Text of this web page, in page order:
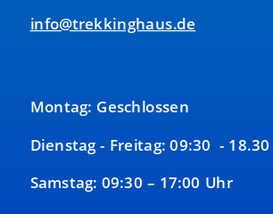
info@trekkinghaus.de
Montag: Geschlossen
Dienstag - Freitag: 09:30 -
Samstag: 09:30 – 17:00 Uhr